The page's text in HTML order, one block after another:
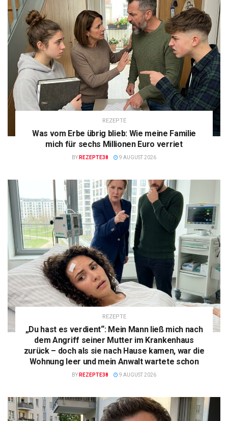
REZEPTE
Was vom Erbe übrig blieb: Wie meine Familie
mich für sechs Millionen Euro verriet
BY REZEPTE38 9 AUGUST 2026
REZEPTE
„Du hast es verdient“: Mein Mann ließ mich nach
dem Angriff seiner Mutter im Krankenhaus
zurück – doch als sie nach Hause kamen, war die
Wohnung leer und mein Anwalt wartete schon
BY REZEPTE38 9 AUGUST 2026